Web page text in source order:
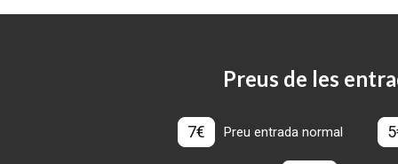
Preus de les
7€ Preu entrada normal